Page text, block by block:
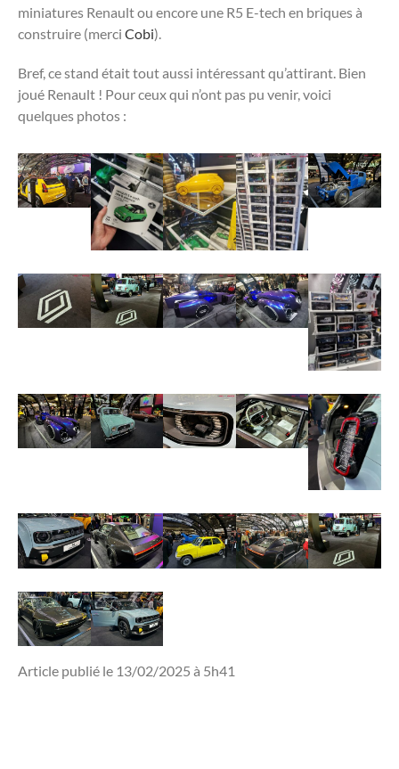
miniatures Renault ou encore une R5 E-tech en briques à
construire (merci Cobi).
Bref, ce stand était tout aussi intéressant qu’attirant. Bien
joué Renault ! Pour ceux qui n’ont pas pu venir, voici
quelques photos :
Article publié le 13/02/2025 à 5h41